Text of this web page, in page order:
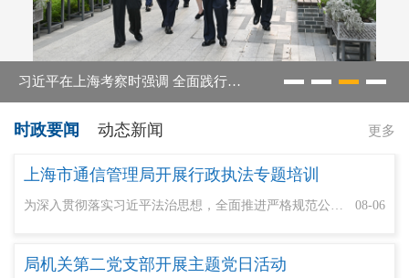
习近平在上海考察时强调 全面践行人民城市理念 高质量推进城市更新
时政要闻 更多
动态新闻
上海市通信管理局开展行政执法专题培训
08-06
为深入贯彻落实习近平法治思想，全面推进严格规范公正文明执法，切实解决一线执法“痛点”“堵点”，2026年8月4日，我局开展为期一天的行政执法能力提升专题培训。本次培训打破传统模式，采用“模拟法庭实战推演+专家授课精讲”的沉浸式教学模式，让执法人员在实战演练中积累经验、在专业授课中夯实理论。局全体一线执法人员参加培训。
局机关第二党支部开展主题党日活动